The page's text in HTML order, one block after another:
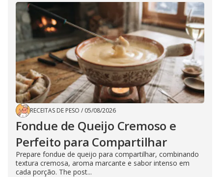
RECEITAS DE PESO / 05/08/2026
Fondue de Queijo Cremoso e
Perfeito para Compartilhar
Prepare fondue de queijo para compartilhar, combinando
textura cremosa, aroma marcante e sabor intenso em
cada porção. The post...